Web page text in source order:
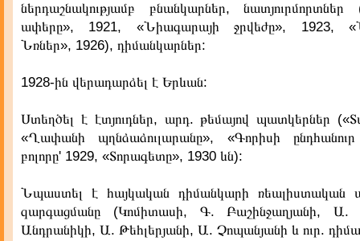
ներդաշնակությամբ բնանկարներ,
ափերը», 1921, «Նիագարայի ջրվեժը», 1923,
Նռներ», 1926), դիմանկարներ:
1928-ին վերադարձել է Երևան:
Ստեղծել է էտյուդներ, արդ. թեմայով պատկերներ
«Ղափանի պղնձաձուլարանը», «Գորիսի
բոլորը' 1929, «Տորագետը», 1930 ևն):
Նպաստել է հայկական դիմանկարի ռեալիստական
զարգացմանը (Կոմիտասի, Գ. Բաշինջաղյանի, Ա.
Անդրանիկի, Ա. Թեհլերյանի, Ա. Չոպանյանի և ուր.